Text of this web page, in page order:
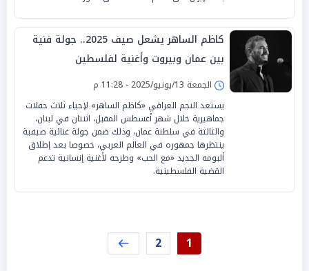
كاظم الساهر يشعل صيف 2025.. جولة فنية
بين عمان وبيروت وأغنية لفلسطين
الجمعة 13/يونيو/2025 - 11:28 م
يستعد النجم العراقي «كاظم الساهر» لإحياء ثلاث حفلات
جماهيرية خلال شهر أغسطس المقبل، اثنتان في لبنان،
والثالثة في سلطنة عمان، وذلك ضمن جولة غنائية صيفية
ينتظرها جمهوره في العالم العربي، خصوصا بعد إطلاق
ألبومه الجديد «مع الحب» وطرحه لأغنية إنسانية تدعم
القضية الفلسطينية.
1
2